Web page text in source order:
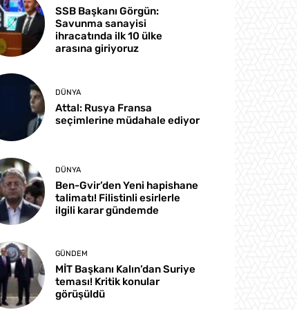
SSB Başkanı Görgün:
Savunma sanayisi
ihracatında ilk 10 ülke
arasına giriyoruz
DÜNYA
Attal: Rusya Fransa
seçimlerine müdahale ediyor
DÜNYA
Ben-Gvir’den Yeni hapishane
talimatı! Filistinli esirlerle
ilgili karar gündemde
GÜNDEM
MİT Başkanı Kalın’dan Suriye
teması! Kritik konular
görüşüldü